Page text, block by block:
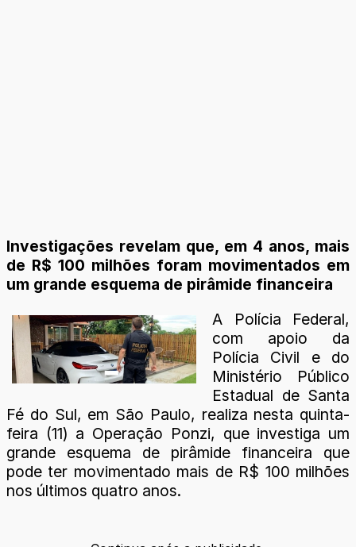
Investigações revelam que, em 4 anos, mais
de R$ 100 milhões foram movimentados em
um grande esquema de pirâmide financeira
A Polícia Federal,
com apoio da
Polícia Civil e do
Ministério Público
Estadual de Santa
Fé do Sul, em São Paulo, realiza nesta quinta-
feira (11) a Operação Ponzi, que investiga um
grande esquema de pirâmide financeira que
pode ter movimentado mais de R$ 100 milhões
nos últimos quatro anos.